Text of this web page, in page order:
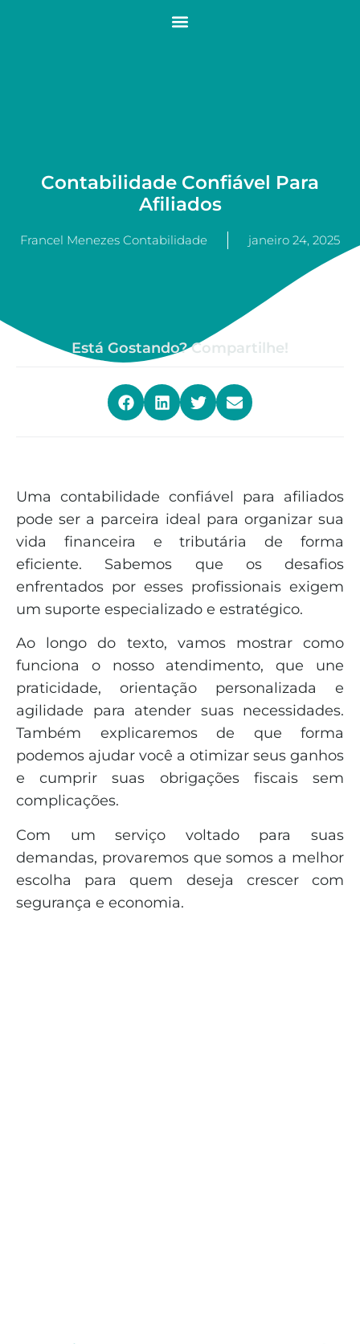
Contabilidade Confiável Para
Afiliados
Francel Menezes Contabilidade janeiro 24, 2025
Está Gostando? Compartilhe!
Uma contabilidade confiável para afiliados
pode ser a parceira ideal para organizar sua
vida financeira e tributária de forma
eficiente. Sabemos que os desafios
enfrentados por esses profissionais exigem
um suporte especializado e estratégico.
Ao longo do texto, vamos mostrar como
funciona o nosso atendimento, que une
praticidade, orientação personalizada e
agilidade para atender suas necessidades.
Também explicaremos de que forma
podemos ajudar você a otimizar seus ganhos
e cumprir suas obrigações fiscais sem
complicações.
Com um serviço voltado para suas
demandas, provaremos que somos a melhor
escolha para quem deseja crescer com
segurança e economia.